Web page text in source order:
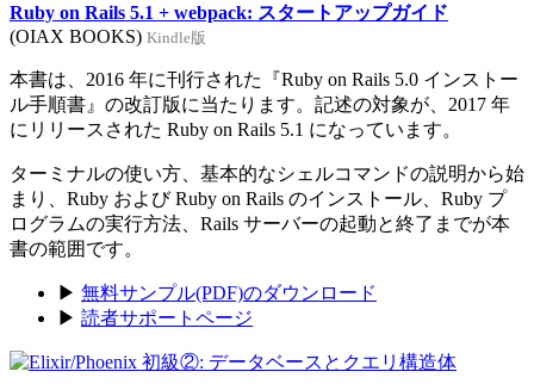
Ruby on Rails 5.1 + webpack: スタートアップガイド
(OIAX BOOKS) Kindle版
本書は、2016 年に刊行された『Ruby on Rails 5.0 インストー
ル手順書』の改訂版に当たります。記述の対象が、2017 年
にリリースされた Ruby on Rails 5.1 になっています。
ターミナルの使い方、基本的なシェルコマンドの説明から始
まり、Ruby および Ruby on Rails のインストール、Ruby プ
ログラムの実行方法、Rails サーバーの起動と終了までが本
書の範囲です。
▶ 無料サンプル(PDF)のダウンロード
▶ 読者サポートページ